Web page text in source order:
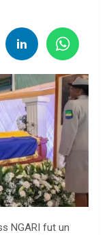
NGARI fut un